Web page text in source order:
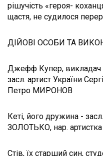
рішучість «героя-
щастя, не судилося
ДІЙОВІ ОСОБИ ТА
Джефф Купер, викладач
засл. артист України
Петро МИРОНОВ
Кеті, його дружина -
ЗОЛОТЬКО, нар.
Стів, їх старший син,